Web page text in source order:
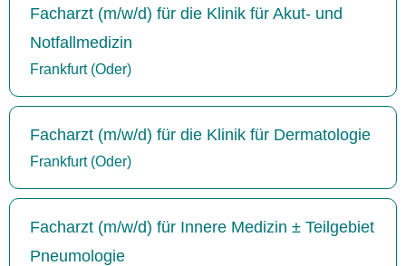
Facharzt (m/w/d) für die Klinik für Akut- und
Notfallmedizin
Frankfurt (Oder)
Facharzt (m/w/d) für die Klinik für Dermatologie
Frankfurt (Oder)
Facharzt (m/w/d) für Innere Medizin ± Teilgebiet
Pneumologie